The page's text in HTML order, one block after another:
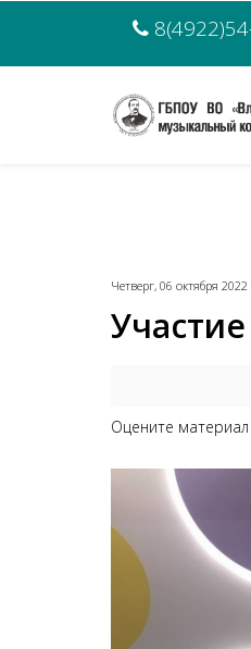
Четверг, 06 октября
Оцените материал